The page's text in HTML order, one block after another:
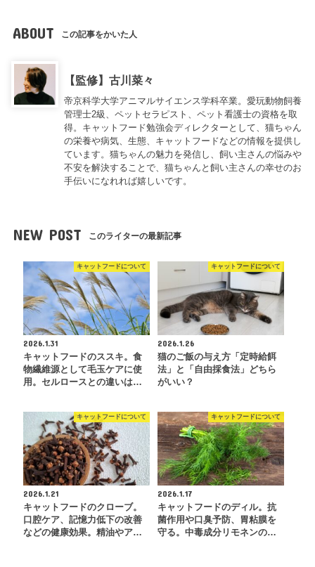
ABOUT この記事をかいた人
【監修】古川菜々
帝京科学大学アニマルサイエンス学科卒業。愛玩動物飼養
管理士2級、ペットセラピスト、ペット看護士の資格を取
得。キャットフード勉強会ディレクターとして、猫ちゃん
の栄養や病気、生態、キャットフードなどの情報を提供し
ています。猫ちゃんの魅力を発信し、飼い主さんの悩みや
不安を解決することで、猫ちゃんと飼い主さんの幸せのお
手伝いになれれば嬉しいです。
NEW POST このライターの最新記事
キャットフードについて
2026.1.31
キャットフードのススキ。食
物繊維源として毛玉ケアに使
用。セルロースとの違いは…
キャットフードについて
2026.1.26
猫のご飯の与え方「定時給餌
法」と「自由採食法」どちら
がいい？
キャットフードについて
2026.1.21
キャットフードのクローブ。
口腔ケア、記憶力低下の改善
などの健康効果。精油やア…
キャットフードについて
2026.1.17
キャットフードのディル。抗
菌作用や口臭予防、胃粘膜を
守る。中毒成分リモネンの…